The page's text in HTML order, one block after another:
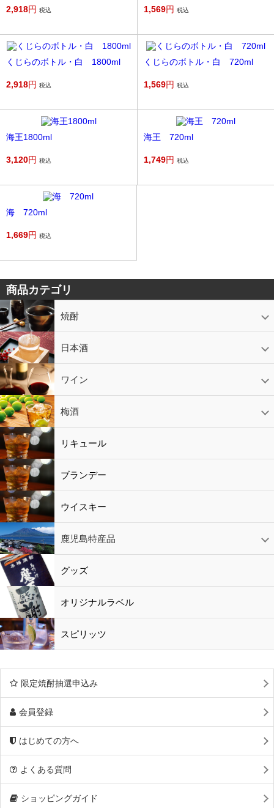
2,918円 税込 1,569円 税込
くじらのボトル・白 1800ml
2,918円 税込
くじらのボトル・白 720ml
1,569円 税込
海王1800ml
3,120円 税込
海王 720ml
1,749円 税込
海 720ml
1,669円 税込
商品カテゴリ
焼酎
芋焼酎
かめ壷入り焼酎
黒糖焼酎
米焼酎
麦焼酎
そば焼酎
泡盛
とうもろこし焼酎
ギフトコーナー
セットコーナー
益々繁盛
鹿児島限定 日本酒
日本酒
スパークリング
ギフト ワイン
赤ワイン
白ワイン
ロゼワイン
スパークリング
シャンパン 梅酒
梅酒
シャンパン
リキュール リキュール
ブランデー
ウイスキー
鹿児島特産品
黒酢・酢
水
鹿児島特産品
おつまみ グッズ
オリジナルラベル
スピリッツ
限定焼酎抽選申込み
会員登録
はじめての方へ
よくある質問
ショッピングガイド